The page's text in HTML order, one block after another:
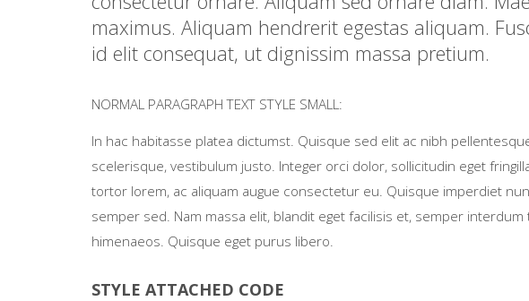
maximus. Aliquam hendrerit egestas aliquam.
id elit consequat, ut dignissim massa pretium.
NORMAL PARAGRAPH TEXT STYLE SMALL:
In hac habitasse platea dictumst. Quisque sed elit ac nibh
scelerisque, vestibulum justo. Integer orci dolor, sollicitudin eget
tortor lorem, ac aliquam augue consectetur eu. Quisque imperdiet
semper sed. Nam massa elit, blandit eget facilisis et, semper
himenaeos. Quisque eget purus libero.
STYLE ATTACHED CODE